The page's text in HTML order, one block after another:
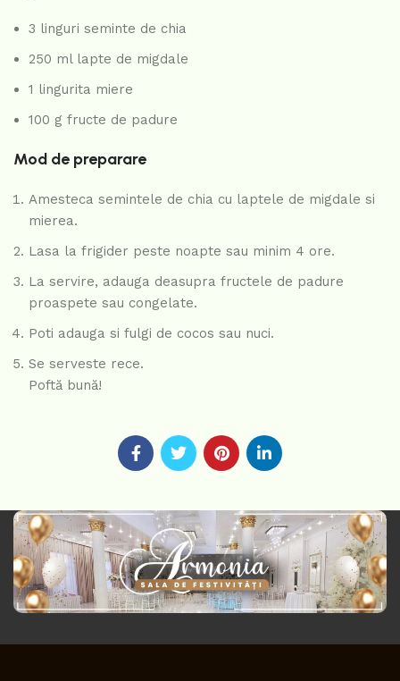
3 linguri seminte de chia
250 ml lapte de migdale
1 lingurita miere
100 g fructe de padure
Mod de preparare
Amesteca semintele de chia cu laptele de migdale si
mierea.
Lasa la frigider peste noapte sau minim 4 ore.
La servire, adauga deasupra fructele de padure
proaspete sau congelate.
Poti adauga si fulgi de cocos sau nuci.
Se serveste rece.
Poftă bună!